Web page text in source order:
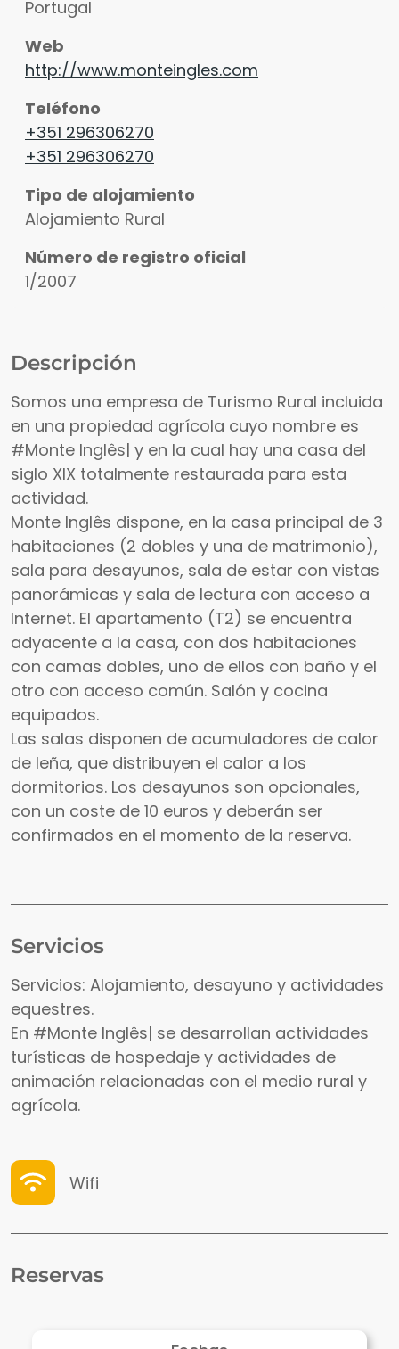
Portugal
Web
http://www.monteingles.com
Teléfono
+351 296306270
+351 296306270
Tipo de alojamiento
Alojamiento Rural
Número de registro oficial
1/2007
Descripción
Somos una empresa de Turismo Rural incluida
en una propiedad agrícola cuyo nombre es
#Monte Inglês| y en la cual hay una casa del
siglo XIX totalmente restaurada para esta
actividad.
Monte Inglês dispone, en la casa principal de 3
habitaciones (2 dobles y una de matrimonio),
sala para desayunos, sala de estar con vistas
panorámicas y sala de lectura con acceso a
Internet. El apartamento (T2) se encuentra
adyacente a la casa, con dos habitaciones
con camas dobles, uno de ellos con baño y el
otro con acceso común. Salón y cocina
equipados.
Las salas disponen de acumuladores de calor
de leña, que distribuyen el calor a los
dormitorios. Los desayunos son opcionales,
con un coste de 10 euros y deberán ser
confirmados en el momento de la reserva.
Servicios
Servicios: Alojamiento, desayuno y actividades
equestres.
En #Monte Inglês| se desarrollan actividades
turísticas de hospedaje y actividades de
animación relacionadas con el medio rural y
agrícola.
Wifi
Reservas